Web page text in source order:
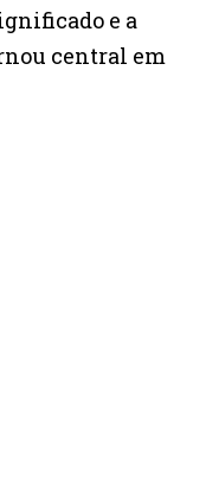
e a
central em